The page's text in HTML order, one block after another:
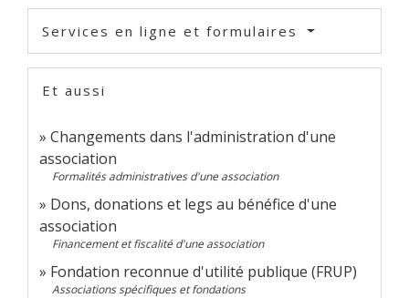
Services en ligne et formulaires
Et aussi
Changements dans l'administration d'une
association
Formalités administratives d'une association
Dons, donations et legs au bénéfice d'une
association
Financement et fiscalité d'une association
Fondation reconnue d'utilité publique (FRUP)
Associations spécifiques et fondations